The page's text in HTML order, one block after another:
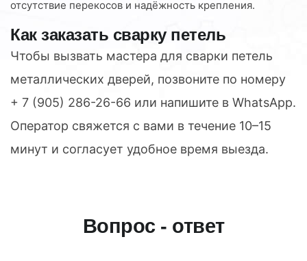
отсутствие перекосов и надёжность крепления.
Как заказать сварку петель
Чтобы вызвать мастера для сварки петель
металлических дверей, позвоните по номеру
+ 7 (905) 286-26-66 или напишите в WhatsApp.
Оператор свяжется с вами в течение 10–15
минут и согласует удобное время выезда.
Вопрос - ответ